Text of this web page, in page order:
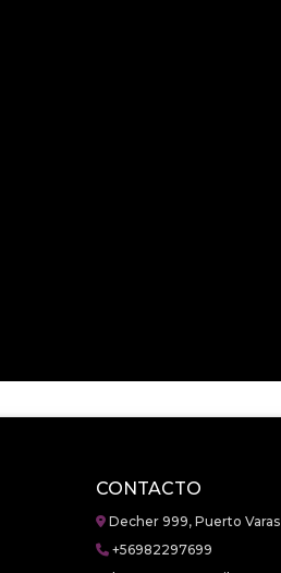
CONTACTO
Decher 999, Puerto Varas
+56982297699